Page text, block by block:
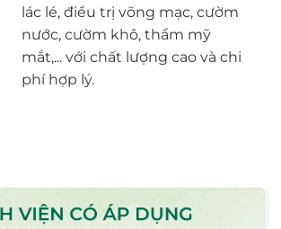
lác lé, điều trị võng mạc, cườm
nước, cườm khô, thẩm mỹ
mắt,... với chất lượng cao và chi
phí hợp lý.